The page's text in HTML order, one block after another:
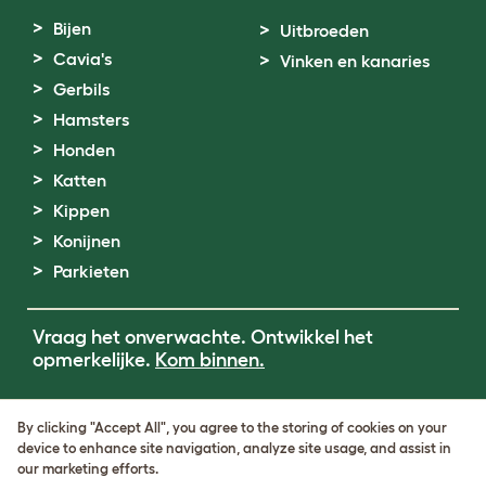
Bijen
Cavia's
Gerbils
Hamsters
Honden
Katten
Kippen
Konijnen
Parkieten
Uitbroeden
Vinken en kanaries
Vraag het onverwachte. Ontwikkel het
opmerkelijke. Kom binnen.
Cookie & Privacy Policy
Cookie Settings
By clicking "Accept All", you agree to the storing of cookies on your
device to enhance site navigation, analyze site usage, and assist in
our marketing efforts.